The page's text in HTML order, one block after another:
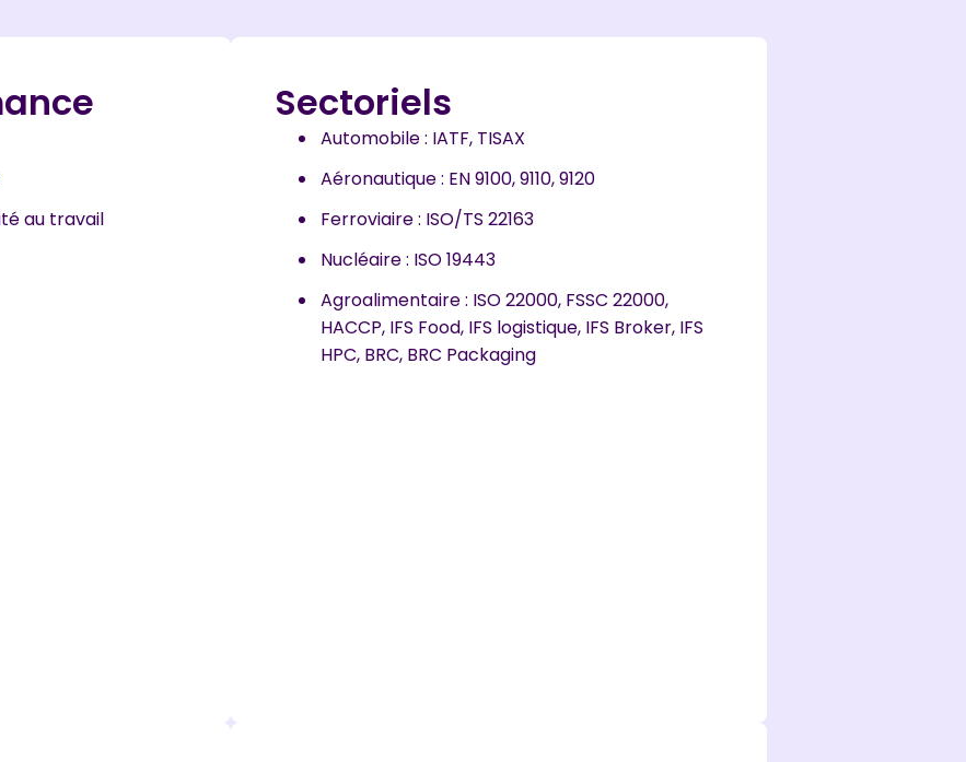
au travail
Sectoriels
Automobile : IATF, TISAX
Aéronautique : EN 9100, 9110, 9120
Ferroviaire : ISO/TS 22163
Nucléaire : ISO 19443
Agroalimentaire : ISO 22000, FSSC 22000,
HACCP, IFS Food, IFS logistique, IFS Broker, IFS
HPC, BRC, BRC Packaging